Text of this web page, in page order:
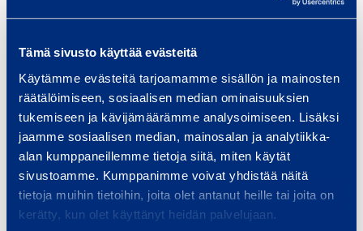
Tämä sivusto käyttää evästeitä
Käytämme evästeitä tarjoamamme sisällön ja mainosten
räätälöimiseen, sosiaalisen median ominaisuuksien
tukemiseen ja kävijämäärämme analysoimiseen. Lisäksi
jaamme sosiaalisen median, mainosalan ja analytiikka-
alan kumppaneillemme tietoja siitä, miten käytät
sivustoamme. Kumppanimme voivat yhdistää näitä
tietoja muihin tietoihin, joita olet antanut heille tai joita on
kerätty, kun olet käyttänyt heidän palvelujaan.
Total Cost 753 776,00 EUR
Company now holds a total of 756 678 shares
including the shares repurchased on 8.6.2018.
On behalf of Ramirent Plc
NORDEA BANK AB (publ), Finnish Branch
Janne Sarvikivi Ilari Isomäki